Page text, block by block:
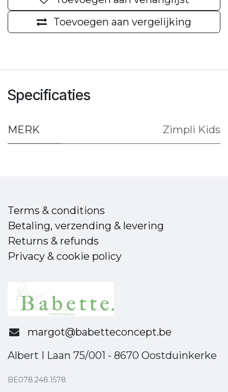
Toevoegen aan vergelijking
Specificaties
MERK Zimpli Kids
Terms & conditions
Betaling, verzending & levering
Returns & refunds
Privacy & cookie policy
margot@babetteconcept.be
Albert I Laan 75/001 - 8670 Oostduinkerke
BE078.248.1578